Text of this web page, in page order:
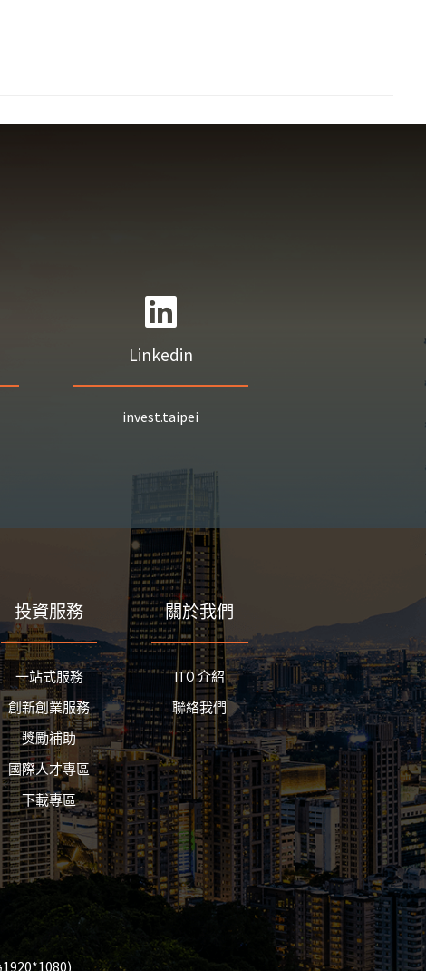
Linkedin
invest.taipei
投資服務
一站式服務
創新創業服務
獎勵補助
國際人才專區
下載專區
關於我們
ITO 介紹
聯絡我們